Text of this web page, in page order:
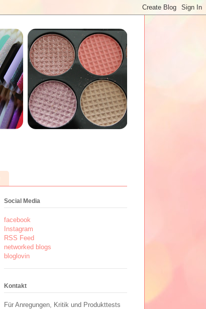
Social Media
facebook
Instagram
RSS Feed
networked blogs
bloglovin
Kontakt
Für Anregungen, Kritik und Produkttests